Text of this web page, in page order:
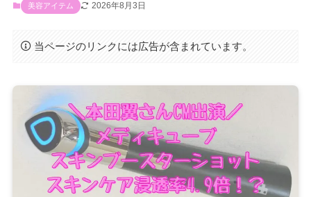
美容アイテム 2026年8月3日
当ページのリンクには広告が含まれています。